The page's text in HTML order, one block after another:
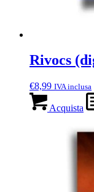
Rivocs
€8,99 IVA inclusa
Acquista